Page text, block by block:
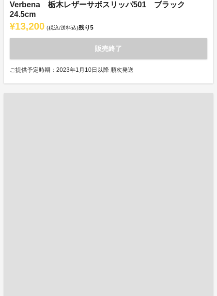
Verbena 栃木レザーサボスリッパ501 ブラック
24.5cm
¥13,200 (税込/送料込)残り5
販売終了
ご提供予定時期：2023年1月10日以降 順次発送